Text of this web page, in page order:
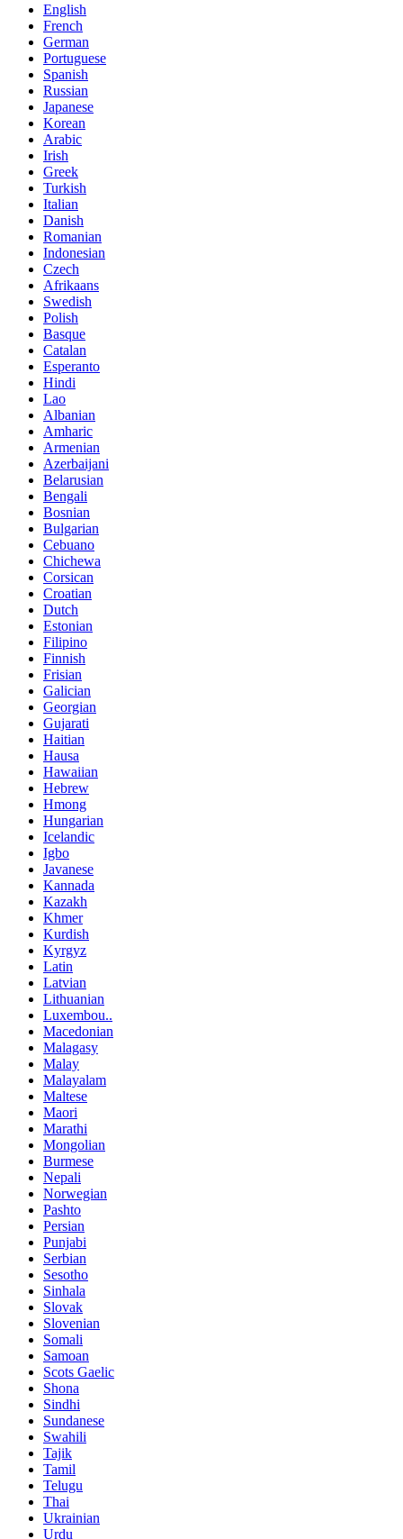
English
French
German
Portuguese
Spanish
Russian
Japanese
Korean
Arabic
Irish
Greek
Turkish
Italian
Danish
Romanian
Indonesian
Czech
Afrikaans
Swedish
Polish
Basque
Catalan
Esperanto
Hindi
Lao
Albanian
Amharic
Armenian
Azerbaijani
Belarusian
Bengali
Bosnian
Bulgarian
Cebuano
Chichewa
Corsican
Croatian
Dutch
Estonian
Filipino
Finnish
Frisian
Galician
Georgian
Gujarati
Haitian
Hausa
Hawaiian
Hebrew
Hmong
Hungarian
Icelandic
Igbo
Javanese
Kannada
Kazakh
Khmer
Kurdish
Kyrgyz
Latin
Latvian
Lithuanian
Luxembou..
Macedonian
Malagasy
Malay
Malayalam
Maltese
Maori
Marathi
Mongolian
Burmese
Nepali
Norwegian
Pashto
Persian
Punjabi
Serbian
Sesotho
Sinhala
Slovak
Slovenian
Somali
Samoan
Scots Gaelic
Shona
Sindhi
Sundanese
Swahili
Tajik
Tamil
Telugu
Thai
Ukrainian
Urdu